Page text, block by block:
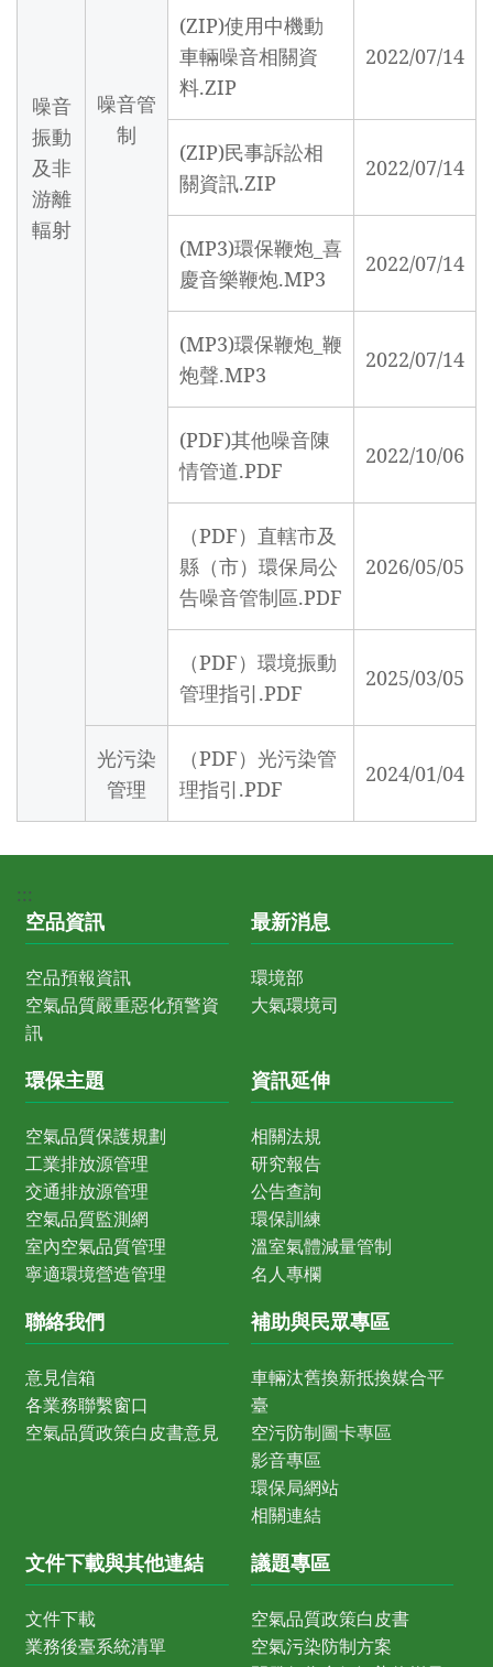
噪音
振動
及非
游離
輻射
噪音管
制
(ZIP)使用中機動
車輛噪音相關資
料.ZIP
2022/07/14
(ZIP)民事訴訟相
關資訊.ZIP
2022/07/14
(MP3)環保鞭炮_喜
慶音樂鞭炮.MP3
2022/07/14
(MP3)環保鞭炮_鞭
炮聲.MP3
2022/07/14
(PDF)其他噪音陳
情管道.PDF
2022/10/06
（PDF）直轄市及
縣（市）環保局公
告噪音管制區.PDF
2026/05/05
（PDF）環境振動
管理指引.PDF
2025/03/05
光污染
管理
（PDF）光污染管
理指引.PDF
2024/01/04
:::
空品資訊
空品預報資訊
空氣品質嚴重惡化預警資
訊
最新消息
環境部
大氣環境司
環保主題
空氣品質保護規劃
工業排放源管理
交通排放源管理
空氣品質監測網
室內空氣品質管理
寧適環境營造管理
資訊延伸
相關法規
研究報告
公告查詢
環保訓練
溫室氣體減量管制
名人專欄
聯絡我們
意見信箱
各業務聯繫窗口
空氣品質政策白皮書意見
補助與民眾專區
車輛汰舊換新抵換媒合平
臺
空污防制圖卡專區
影音專區
環保局網站
相關連結
文件下載與其他連結
文件下載
業務後臺系統清單
議題專區
空氣品質政策白皮書
空氣污染防制方案